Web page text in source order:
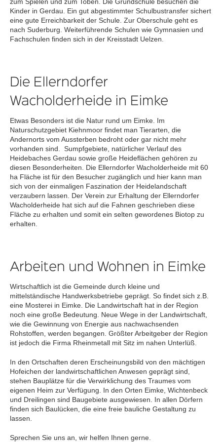
Kinder in Gerdau. Ein gut abgestimmter Schulbustransfer sichert
eine gute Erreichbarkeit der Schule. Zur Oberschule geht es
nach Suderburg. Weiterführende Schulen wie Gymnasien und
Fachschulen finden sich in der Kreisstadt Uelzen.
Die Ellerndorfer
Wacholderheide in Eimke
Etwas Besonders ist die Natur rund um Eimke. Im
Naturschutzgebiet Kiehnmoor findet man Tierarten, die
Andernorts vom Aussterben bedroht oder gar nicht mehr
vorhanden sind. Sumpfgebiete, natürlicher Verlauf des
Heidebaches Gerdau sowie große Heideflächen gehören zu
diesen Besonderheiten. Die Ellerndorfer Wacholderheide mit 60
ha Fläche ist für den Besucher zugänglich und hier kann man
sich von der einmaligen Faszination der Heidelandschaft
verzaubern lassen. Der Verein zur Erhaltung der Ellerndorfer
Wacholderheide hat sich auf die Fahnen geschrieben diese
Fläche zu erhalten und somit ein selten gewordenes Biotop zu
erhalten.
Arbeiten und Wohnen in Eimke
Wirtschaftlich ist die Gemeinde durch kleine und
mittelständische Handwerksbetriebe geprägt. So findet sich z.B.
eine Mosterei in Eimke. Die Landwirtschaft hat in der Region
noch eine große Bedeutung. Neue Wege in der Landwirtschaft,
wie die Gewinnung von Energie aus nachwachsenden
Rohstoffen, werden begangen. Größter Arbeitgeber der Region
ist jedoch die Firma Rheinmetall mit Sitz im nahen Unterlüß.
In den Ortschaften deren Erscheinungsbild von den mächtigen
Hofeichen der landwirtschaftlichen Anwesen geprägt sind,
stehen Bauplätze für die Verwirklichung des Traumes vom
eigenen Heim zur Verfügung. In den Orten Eimke, Wichtenbeck
und Dreilingen sind Baugebiete ausgewiesen. In allen Dörfern
finden sich Baulücken, die eine freie bauliche Gestaltung zu
lassen.
Sprechen Sie uns an, wir helfen Ihnen gerne.